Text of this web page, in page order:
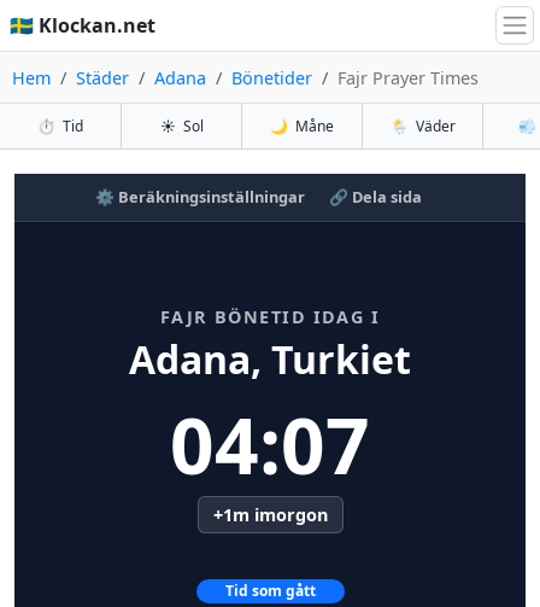
🇸🇪 Klockan.net
Hem Städer Adana Bönetider Fajr Prayer Times
⏱️ Tid ☀️ Sol 🌙 Måne 🌦️ Väder 💨
⚙️ Beräkningsinställningar 🔗 Dela sida
FAJR BÖNETID IDAG I
Adana, Turkiet
04:07
+1m imorgon
Tid som gått